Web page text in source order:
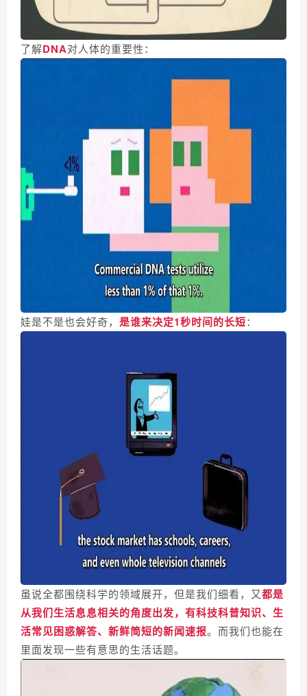
了解DNA对人体的重要性：
娃是不是也会好奇， 是谁来决定1秒时间的长短：
虽说全都围绕科学的领域展开，但是我们细看，又都是
从我们生活息息相关的角度出发，有科技科普知识、生
活常见困惑解答、新鲜简短的新闻速报。 而我们也能在
里面发现一些有意思的生活话题。